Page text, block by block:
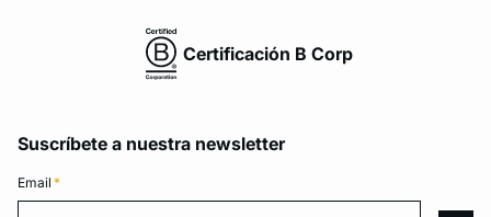
Certificación B Corp
Suscríbete a nuestra newsletter
Email *